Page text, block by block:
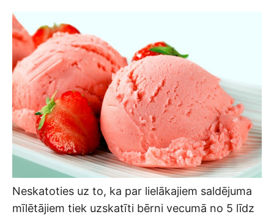
Neskatoties uz to, ka par lielākajiem saldējuma
mīlētājiem tiek uzskatīti bērni vecumā no 5 līdz